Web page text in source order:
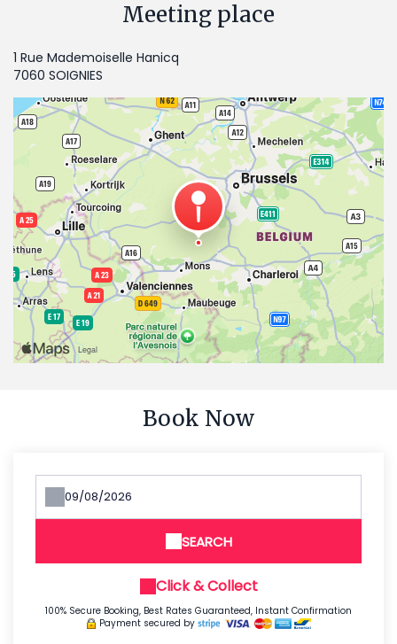
Meeting place
1 Rue Mademoiselle Hanicq
7060 SOIGNIES
Book Now
SEARCH
Click & Collect
100% Secure Booking, Best Rates Guaranteed, Instant Confirmation
Payment secured by